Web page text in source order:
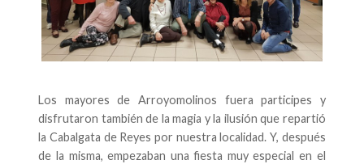
Los mayores de Arroyomolinos fuera participes y
disfrutaron también de la magia y la ilusión que repartió
la Cabalgata de Reyes por nuestra localidad. Y, después
de la misma, empezaban una fiesta muy especial en el